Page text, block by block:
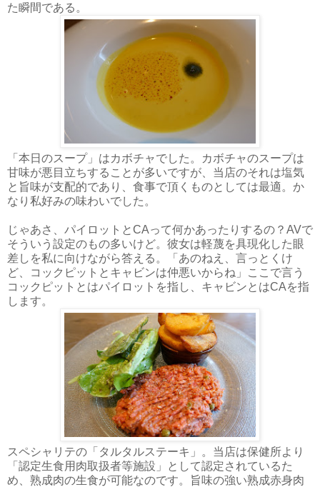
た瞬間である。
「本日のスープ」はカボチャでした。カボチャのスープは
甘味が悪目立ちすることが多いですが、当店のそれは塩気
と旨味が支配的であり、食事で頂くものとしては最適。か
なり私好みの味わいでした。
じゃあさ、パイロットとCAって何かあったりするの？AVで
そういう設定のもの多いけど。彼女は軽蔑を具現化した眼
差しを私に向けながら答える。「あのねえ、言っとくけ
ど、コックピットとキャビンは仲悪いからね」ここで言う
コックピットとはパイロットを指し、キャビンとはCAを指
します。
スペシャリテの「タルタルステーキ」。当店は保健所より
「認定生食用肉取扱者等施設」として認定されているた
め、熟成肉の生食が可能なのです。旨味の強い熟成赤身肉